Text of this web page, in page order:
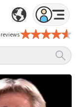
reviews